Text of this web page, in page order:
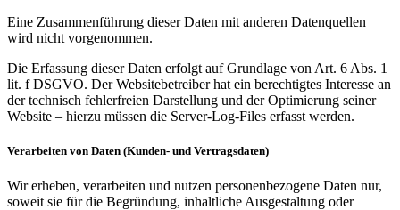
Eine Zusammenführung dieser Daten mit anderen Datenquellen
wird nicht vorgenommen.
Die Erfassung dieser Daten erfolgt auf Grundlage von Art. 6 Abs. 1
lit. f DSGVO. Der Websitebetreiber hat ein berechtigtes Interesse an
der technisch fehlerfreien Darstellung und der Optimierung seiner
Website – hierzu müssen die Server-Log-Files erfasst werden.
Verarbeiten von Daten (Kunden- und Vertragsdaten)
Wir erheben, verarbeiten und nutzen personenbezogene Daten nur,
soweit sie für die Begründung, inhaltliche Ausgestaltung oder